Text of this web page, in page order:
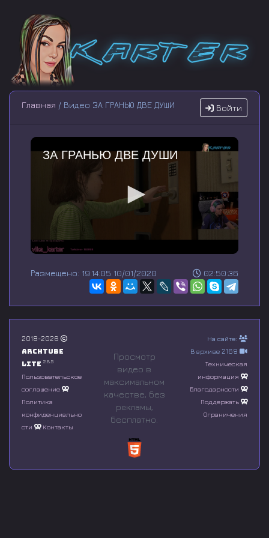
Войти
Главная / Видео ЗА ГРАНЬЮ ДВЕ ДУШИ
ЗА ГРАНЬЮ ДВЕ ДУШИ
e
n
o
f
0
s
o
n
d
02:50:36
Размещено: 19:14:05 10/01/2020
2018-2026
Archtube
Lite 2.8.5
Пользовательское
соглашение
Политика
конфиденциально
сти
Контакты
Просмотр
видео в
максимальном
качестве, без
рeкламы,
бесплатно.
На сайте:
В архиве 2169
Техническая
информация
Благодарности
Поддержать
Ограничения